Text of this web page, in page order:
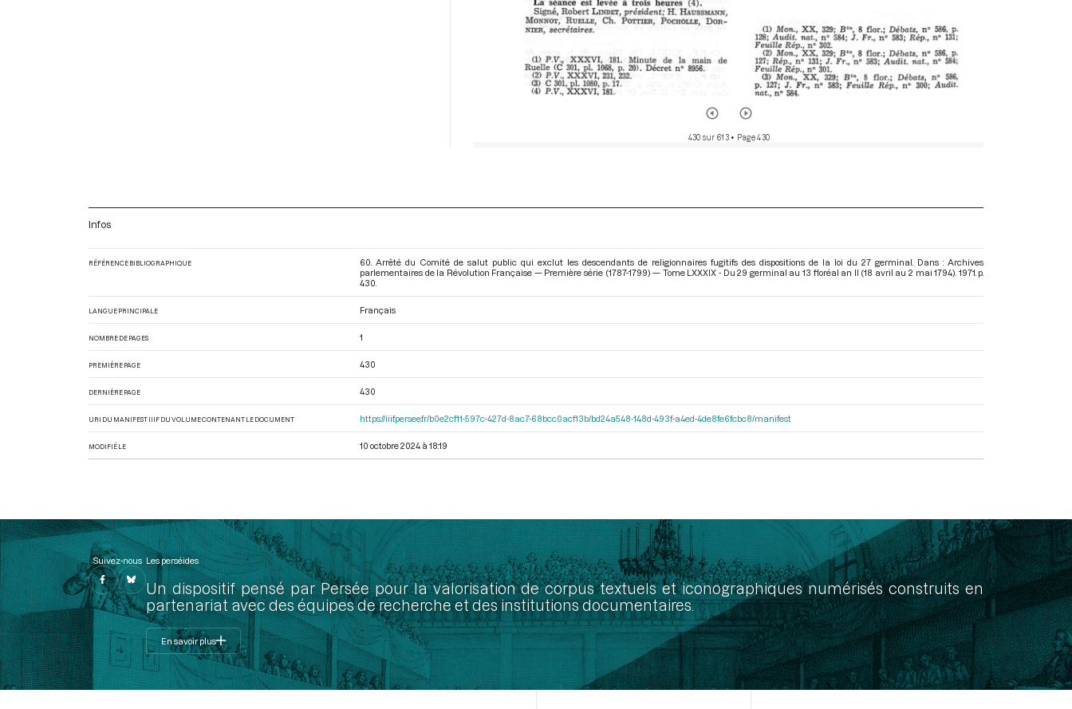
430 sur 613• Page 430
Infos
RÉFÉRENCE BIBLIOGRAPHIQUE
60. Arrêté du Comité de salut public qui exclut les descendants de religionnaires fugitifs des dispositions de la loi du 27 germinal. Dans : Archives
parlementaires de la Révolution Française — Première série (1787-1799) — Tome LXXXIX - Du 29 germinal au 13 floréal an II (18 avril au 2 mai 1794) . 1971. p.
430.
LANGUE PRINCIPALE Français
NOMBRE DE PAGES 1
PREMIÈRE PAGE 430
DERNIÈRE PAGE 430
URI DU MANIFEST IIIF DU VOLUME CONTENANT LE DOCUMENT https://iiif.persee.fr/b0e2cf11-597c-427d-8ac7-68bcc0acf13b/bd24a548-148d-493f-a4ed-4de8fe6fcbc8/manifest
MODIFIÉ LE 10 octobre 2024 à 18:19
Suivez-nous Les perséides
Un dispositif pensé par Persée pour la valorisation de corpus textuels et iconographiques numérisés construits en
partenariat avec des équipes de recherche et des institutions documentaires.
En savoir plus